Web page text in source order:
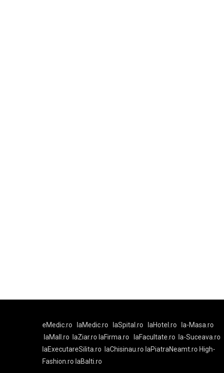
eMedic.ro laMedic.ro laSpital.ro laHotel.ro
la-Masa.ro
laMall.ro
laZiar.ro laFirma.ro laFacultate.ro
la-Suceava.ro
laExecutareSilita.ro
laChisinau.ro laPiatraNeamt.ro High-
Fashion.ro laBalti.ro